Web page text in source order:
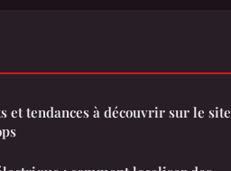
et tendances à découvrir sur le site